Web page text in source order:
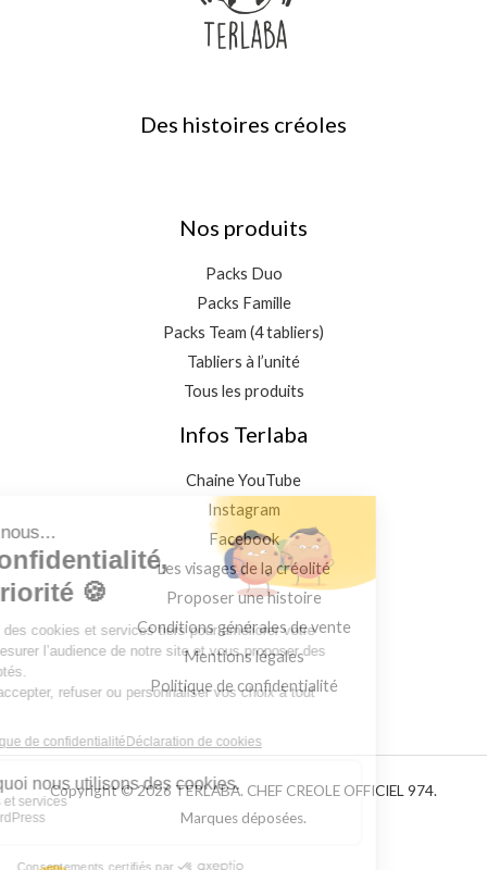
Des histoires créoles
Nos produits
Packs Duo
Packs Famille
Packs Team (4 tabliers)
Tabliers à l’unité
Tous les produits
Infos Terlaba
Chaine YouTube
Instagram
Facebook
Les visages de la créolité
Proposer une histoire
Conditions générales de vente
Mentions légales
Politique de confidentialité
Copyright © 2026 TERLABA. CHEF CREOLE OFFICIEL 974.
Marques déposées.